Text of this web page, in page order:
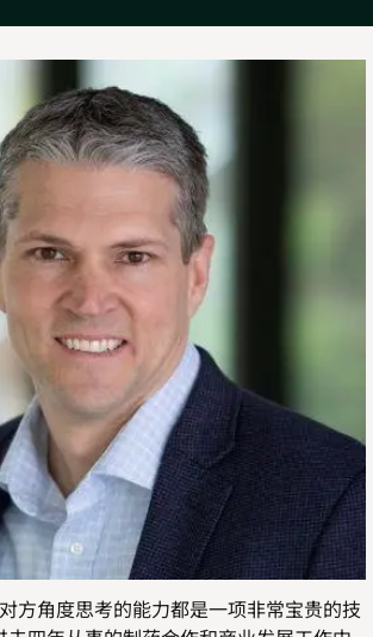
方角度思考的能力都是一项非常宝贵的技